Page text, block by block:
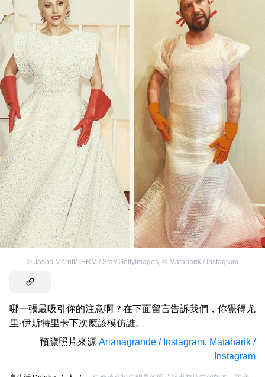
© Jason Merritt/TERM / Staf/ GettyImages, © Mataharik / Instagram
哪一張最吸引你的注意啊？在下面留言告訴我們，你覺得尤
里·伊斯特里卡下次應該模仿誰。
預覽照片來源 Arianagrande / Instagram, Mataharik /
Instagram